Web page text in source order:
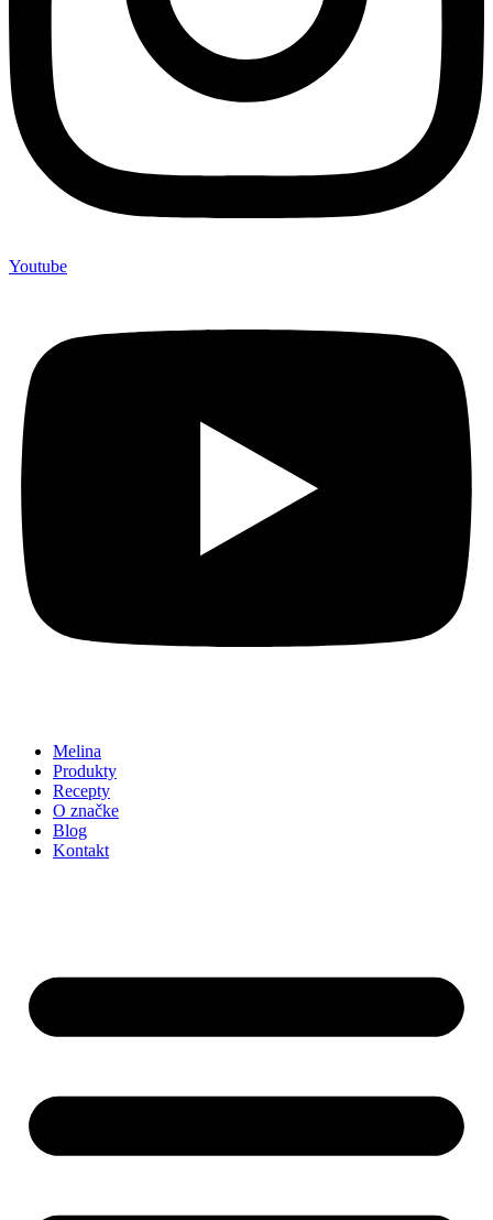
Youtube
Melina
Produkty
Recepty
O značke
Blog
Kontakt